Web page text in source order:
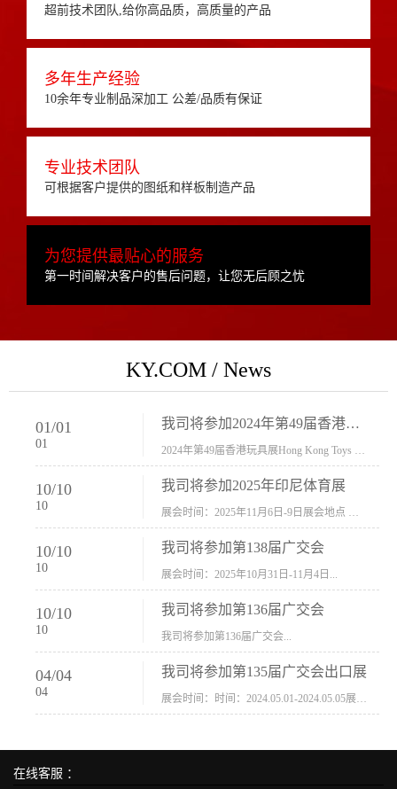
超前技术团队,给你高品质，高质量的产品
多年生产经验
10余年专业制品深加工 公差/品质有保证
专业技术团队
可根据客户提供的图纸和样板制造产品
为您提供最贴心的服务
第一时间解决客户的售后问题，让您无后顾之忧
KY.COM / News
01/01
01
我司将参加2024年第49届香港玩具展Hong Kong Toys & Games Fair 欢迎新···
10/10
10
我司将参加2025年印尼体育展
10/10
10
我司将参加第138届广交会
展会时间：2025年10月31日-11月4日...
10/10
10
我司将参加第136届广交会
我司将参加第136届广交会...
04/04
04
我司将参加第135届广交会出口展
展会时间：时间：2024.05.01-2024.05.05展会地址：中国进出口商品交易会展馆福建康莱宝公司展位号12.1G37-38、H11-12，浙江康莱宝展位号17.1B23-24、C19-20...
在线客服 ：